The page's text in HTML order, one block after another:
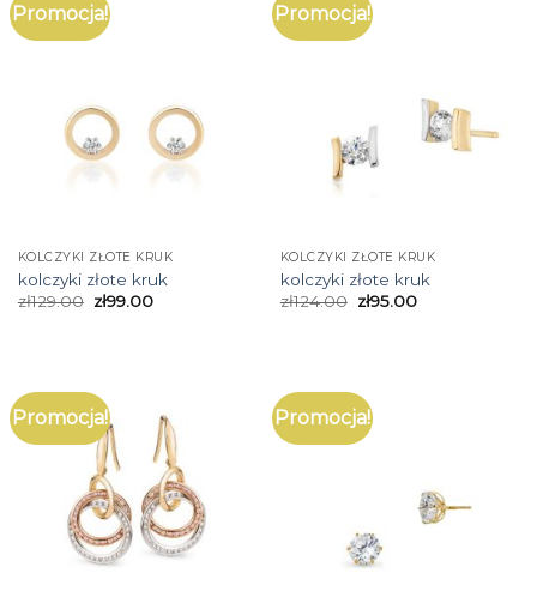
Promocja!
KOLCZYKI ZŁOTE KRUK
kolczyki złote kruk
zł129.00 zł99.00
Promocja!
KOLCZYKI ZŁOTE KRUK
kolczyki złote kruk
zł124.00 zł95.00
Promocja! Promocja!